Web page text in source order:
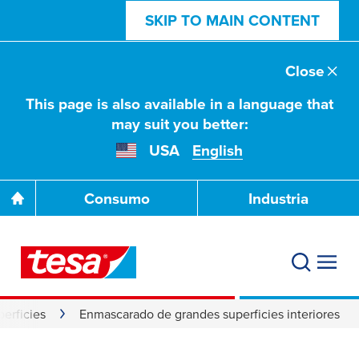
SKIP TO MAIN CONTENT
This page is also available in a language that
may suit you better:
USA
English
Close
Consumo Industria
Enmascarado de grandes superficies interiores